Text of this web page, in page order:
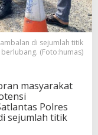
di sejumlah titik
(Foto:humas)
masyarakat
Polres
sejumlah titik